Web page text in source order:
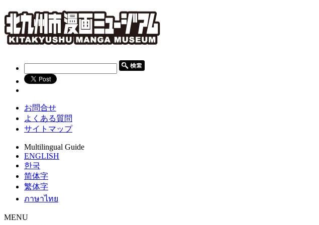
お問合せ
よくある質問
サイトマップ
Multilingual Guide
ENGLISH
한국
简体字
繁体字
ภาษาไทย
MENU